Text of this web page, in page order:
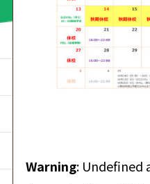
Warning: Undefined